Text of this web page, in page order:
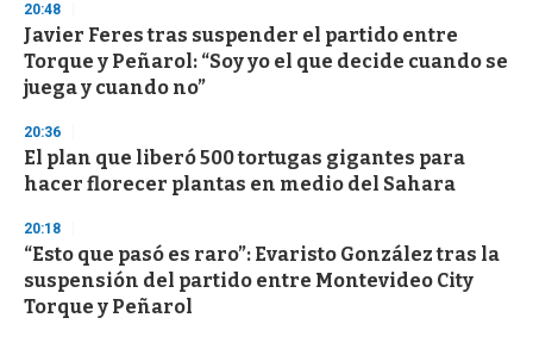
20:48
Javier Feres tras suspender el partido entre
Torque y Peñarol: “Soy yo el que decide cuando se
juega y cuando no”
20:36
El plan que liberó 500 tortugas gigantes para
hacer florecer plantas en medio del Sahara
20:18
“Esto que pasó es raro”: Evaristo González tras la
suspensión del partido entre Montevideo City
Torque y Peñarol